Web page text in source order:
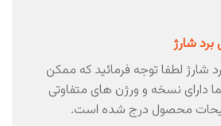
شارژ
شارژ لطفا توجه فرمائید که ممکن
دارای نسخه و ورژن های متفاوتی
محصول درج شده است.